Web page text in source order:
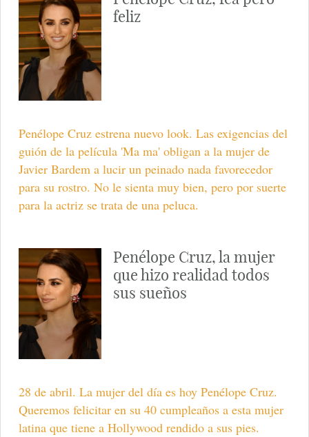
feliz
Penélope Cruz estrena nuevo look. Las exigencias del
guión de la película 'Ma ma' obligan a la mujer de
Javier Bardem a lucir un peinado nada favorecedor
para su rostro. No le sienta muy bien, pero por suerte
para la actriz se trata de una peluca.
Penélope Cruz, la mujer
que hizo realidad todos
sus sueños
28 de abril. La mujer del día es hoy Penélope Cruz.
Queremos felicitar en su 40 cumpleaños a esta mujer
latina que tiene a Hollywood rendido a sus pies.